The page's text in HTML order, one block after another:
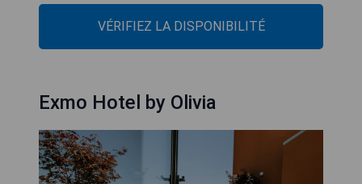
VÉRIFIEZ LA DISPONIBILITÉ
Exmo Hotel by Olivia